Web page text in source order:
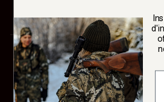
Annuler un achat
SWEDTEAM AB
Monnaie
Suède (SEK kr)